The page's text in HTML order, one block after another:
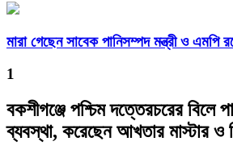
মারা গেছেন সাবেক পানিসম্পদ মন্ত্রী ও এমপি
1
বকশীগঞ্জে পশ্চিম দত্তেরচরের বিলে
ব্যবস্থা, করেছেন আখতার মাস্টার ও